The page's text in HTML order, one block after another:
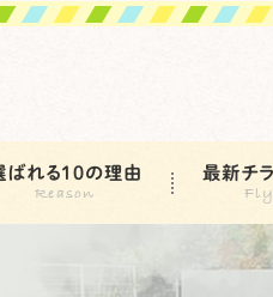
ばれる10の理由 最新チ